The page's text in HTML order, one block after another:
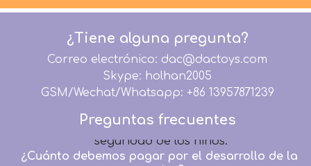
¿Tiene alguna pregunta?
Correo electrónico: dac@dactoys.com
Skype: holhan2005
GSM/Wechat/Whatsapp: +86 13957871239
Preguntas frecuentes
2. Todos los productos antes del embalaje son 100%
3. Todos los productos se fabrican estrictamente
según los términos de seguridad EN71, EN62115,
EMC, RoHS, ASTM F963, CA65, CPSIA.
DACToys se compromete a proporcionar productos
de peluche de alta calidad para niños de todo el
mundo, pero la máxima prioridad sigue siendo la
seguridad de los niños.
¿Cuánto debemos pagar por el desarrollo de la
muestra?